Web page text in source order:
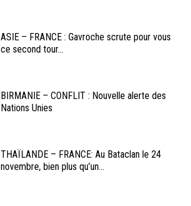
ASIE – FRANCE : Gavroche scrute pour vous
ce second tour...
BIRMANIE – CONFLIT : Nouvelle alerte des
Nations Unies
THAÏLANDE – FRANCE: Au Bataclan le 24
novembre, bien plus qu’un...